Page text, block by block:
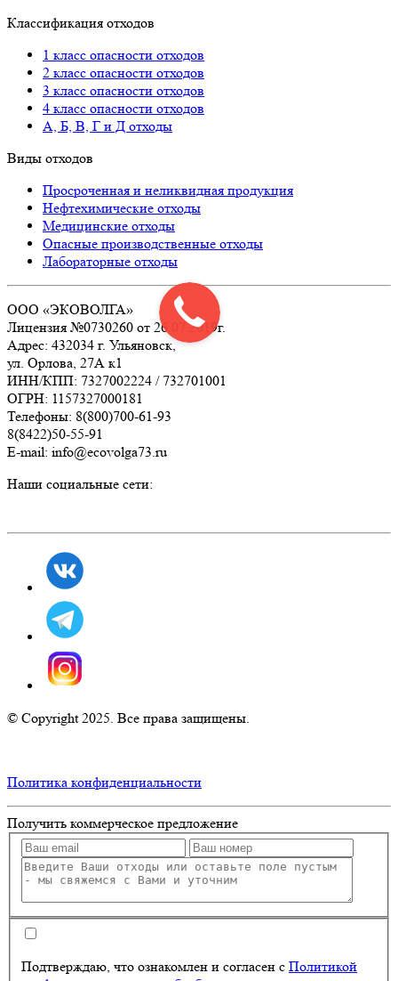
Классификация отходов
1 класс опасности отходов
2 класс опасности отходов
3 класс опасности отходов
4 класс опасности отходов
А, Б, В, Г и Д отходы
Виды отходов
Просроченная и неликвидная продукция
Нефтехимические отходы
Медицинские отходы
Опасные производственные отходы
Лабораторные отходы
ООО «ЭКОВОЛГА»
Лицензия №0730260 от 26.07.2019г.
Адрес: 432034 г. Ульяновск,
ул. Орлова, 27А к1
ИНН/КПП: 7327002224 / 732701001
ОГРН: 1157327000181
Телефоны: 8(800)700-61-93
8(8422)50-55-91
E-mail: info@ecovolga73.ru
Наши социальные сети:
© Copyright 2025. Все права защищены.
Политика конфиденциальности
Получить коммерческое предложение
Подтверждаю, что ознакомлен и согласен с Политикой